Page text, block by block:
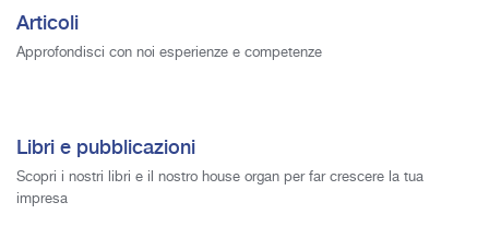
Articoli
Approfondisci con noi esperienze e competenze
Libri e pubblicazioni
Scopri i nostri libri e il nostro house organ per far crescere la tua
impresa